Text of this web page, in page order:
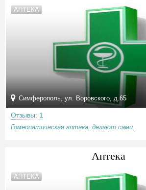
АПТЕКА
Симферополь, ул. Воровского, д.65
Отзывы: 1
Гомеопатическая аптека, делают сами.
Аптека
АПТЕКА